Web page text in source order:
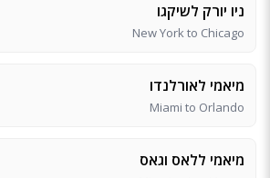
ניו יורק לשיקגו
New York to Chicago
מיאמי לאורלנדו
Miami to Orlando
מיאמי ללאס וגאס